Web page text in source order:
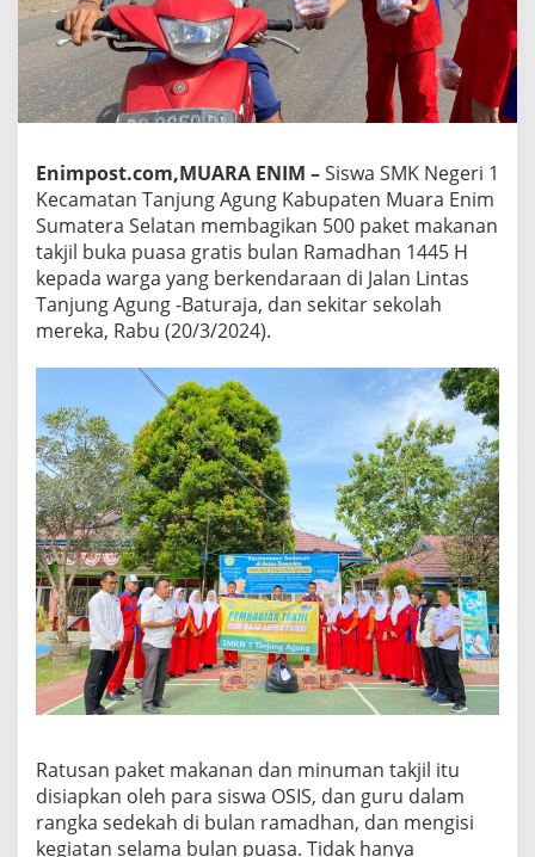
Enimpost.com,MUARA ENIM –Siswa SMK Negeri 1
Kecamatan Tanjung Agung Kabupaten Muara Enim
Sumatera Selatan membagikan 500 paket makanan
takjil buka puasa gratis bulan Ramadhan 1445 H
kepada warga yang berkendaraan di Jalan Lintas
Tanjung Agung -Baturaja, dan sekitar sekolah
mereka, Rabu (20/3/2024).
Ratusan paket makanan dan minuman takjil itu
disiapkan oleh para siswa OSIS, dan guru dalam
rangka sedekah di bulan ramadhan, dan mengisi
kegiatan selama bulan puasa. Tidak hanya